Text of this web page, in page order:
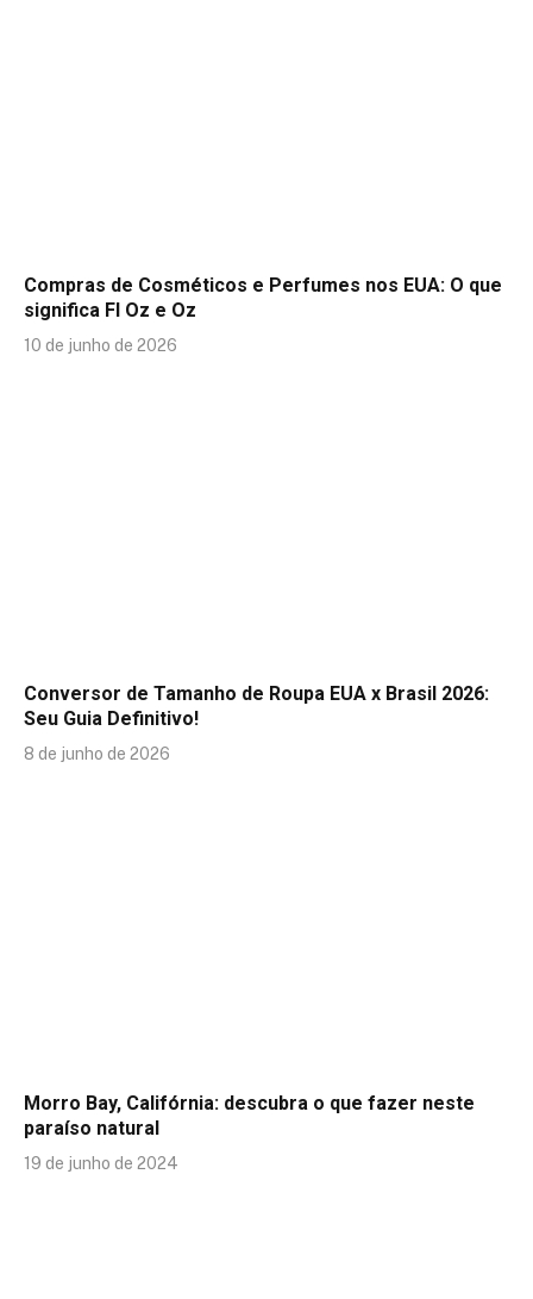
Compras de Cosméticos e Perfumes nos EUA: O que
significa Fl Oz e Oz
10 de junho de 2026
Conversor de Tamanho de Roupa EUA x Brasil 2026:
Seu Guia Definitivo!
8 de junho de 2026
Morro Bay, Califórnia: descubra o que fazer neste
paraíso natural
19 de junho de 2024